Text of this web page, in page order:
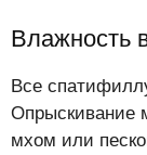
Влажность
Все
Опрыскивание
мхом или